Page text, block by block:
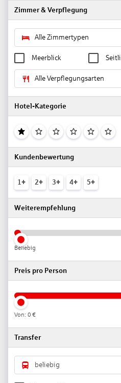
Zimmer & Verpflegung
Alle Zimmertypen
Meerblick
Alle Verpflegungsarten
Hotel-Kategorie
Kundenbewertung
1+ 2+ 3+ 4+ 5+
Weiterempfehlung
Beliebig
Preis pro Person
Von: 0 €
Transfer
beliebig